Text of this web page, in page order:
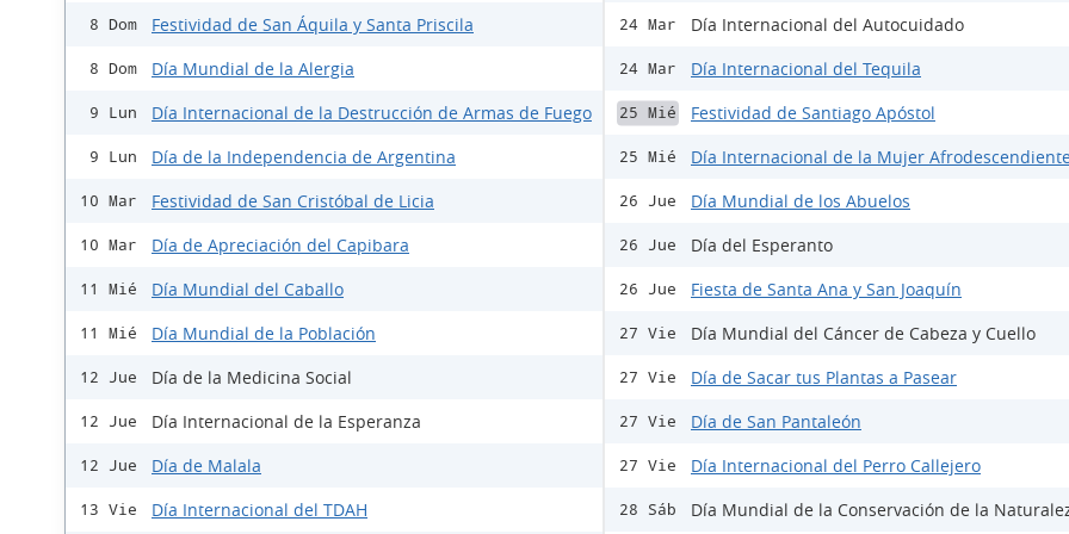
8 Dom Festividad de San Áquila y Santa Priscila
8 Dom Día Mundial de la Alergia
9 Lun Día Internacional de la Destrucción de Armas de Fuego
9 Lun Día de la Independencia de Argentina
10 Mar Festividad de San Cristóbal de Licia
10 Mar Día de Apreciación del Capibara
11 Mié Día Mundial del Caballo
11 Mié Día Mundial de la Población
12 Jue Día de la Medicina Social
12 Jue Día Internacional de la Esperanza
12 Jue Día de Malala
13 Vie Día Internacional del TDAH
24 Mar Día Internacional del Autocuidado
24 Mar Día Internacional del Tequila
25 Mié Festividad de Santiago Apóstol
25 Mié Día Internacional de la Mujer
26 Jue Día Mundial de los Abuelos
26 Jue Día del Esperanto
26 Jue Fiesta de Santa Ana y San Joaquín
27 Vie Día Mundial del Cáncer de Cabeza y Cuello
27 Vie Día de Sacar tus Plantas a Pasear
27 Vie Día de San Pantaleón
27 Vie Día Internacional del Perro Callejero
28 Sáb Día Mundial de la Conservación de la